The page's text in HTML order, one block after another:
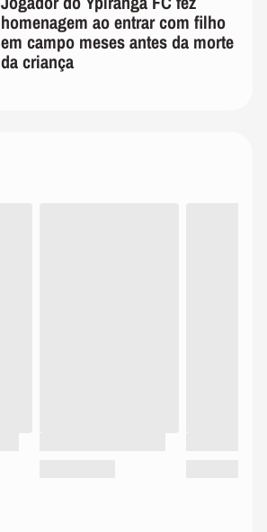
homenagem ao entrar com filho
em campo meses antes da morte
da criança